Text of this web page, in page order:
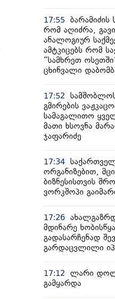
17:55 ბარამიძის
რომ აღიძრა,
ანალოგიურ
ამტკიცებს რომ
“სამხრეთ
ცხინვალი
17:52
გმირების
სამაგალითო
მათი ხსოვნა
ჯაფარიძე
17:34
ორგანიზებით,
ბიზნესისთვის
ვორკშოპი
17:26
მდინარე
გადასარჩენად
გარდაცვლილი
17:12
ლარი
გამყარდა